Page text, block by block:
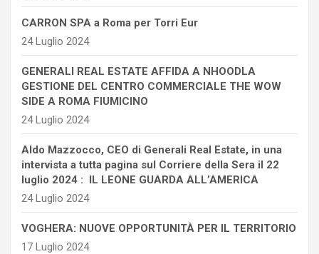
CARRON SPA a Roma per Torri Eur
24 Luglio 2024
GENERALI REAL ESTATE AFFIDA A NHOODLA
GESTIONE DEL CENTRO COMMERCIALE THE WOW
SIDE A ROMA FIUMICINO
24 Luglio 2024
Aldo Mazzocco, CEO di Generali Real Estate, in una
intervista a tutta pagina sul Corriere della Sera il 22
luglio 2024 : IL LEONE GUARDA ALL’AMERICA
24 Luglio 2024
VOGHERA: NUOVE OPPORTUNITÀ PER IL TERRITORIO
17 Luglio 2024